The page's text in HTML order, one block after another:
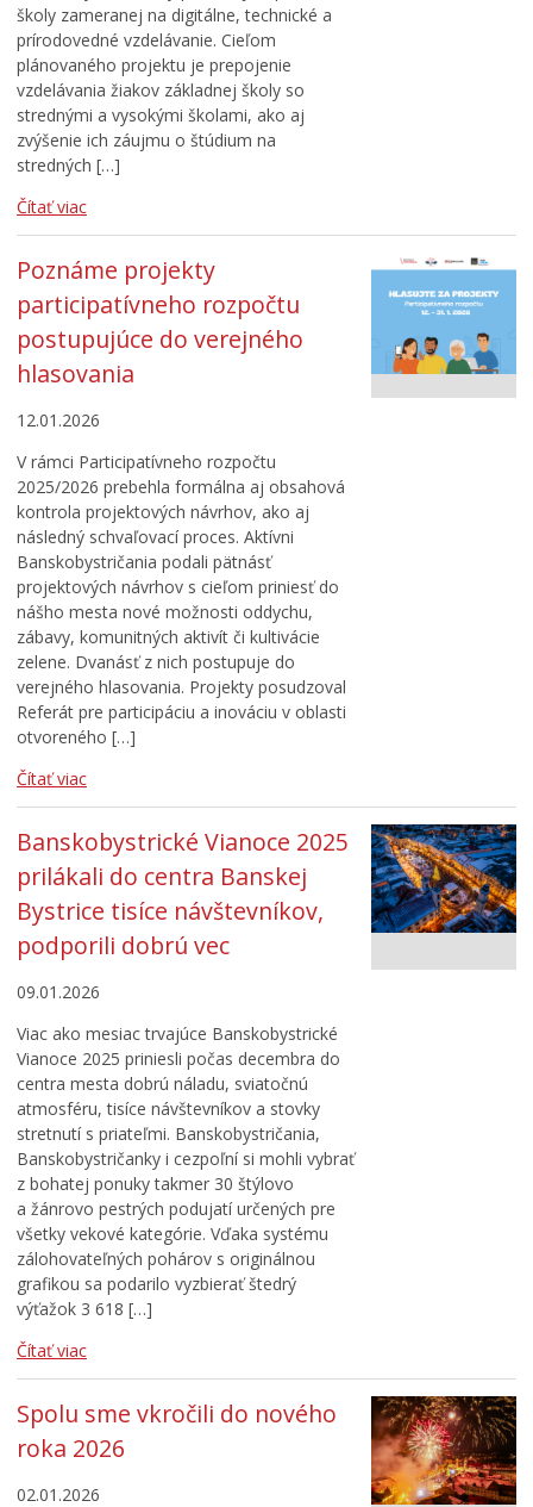
školy zameranej na digitálne, technické a
prírodovedné vzdelávanie. Cieľom
plánovaného projektu je prepojenie
vzdelávania žiakov základnej školy so
strednými a vysokými školami, ako aj
zvýšenie ich záujmu o štúdium na
stredných […]
Čítať viac
Poznáme projekty
participatívneho rozpočtu
postupujúce do verejného
hlasovania
12.01.2026
V rámci Participatívneho rozpočtu
2025/2026 prebehla formálna aj obsahová
kontrola projektových návrhov, ako aj
následný schvaľovací proces. Aktívni
Banskobystričania podali pätnásť
projektových návrhov s cieľom priniesť do
nášho mesta nové možnosti oddychu,
zábavy, komunitných aktivít či kultivácie
zelene. Dvanásť z nich postupuje do
verejného hlasovania. Projekty posudzoval
Referát pre participáciu a inováciu v oblasti
otvoreného […]
Čítať viac
Banskobystrické Vianoce 2025
prilákali do centra Banskej
Bystrice tisíce návštevníkov,
podporili dobrú vec
09.01.2026
Viac ako mesiac trvajúce Banskobystrické
Vianoce 2025 priniesli počas decembra do
centra mesta dobrú náladu, sviatočnú
atmosféru, tisíce návštevníkov a stovky
stretnutí s priateľmi. Banskobystričania,
Banskobystričanky i cezpoľní si mohli vybrať
z bohatej ponuky takmer 30 štýlovo
a žánrovo pestrých podujatí určených pre
všetky vekové kategórie. Vďaka systému
zálohovateľných pohárov s originálnou
grafikou sa podarilo vyzbierať štedrý
výťažok 3 618 […]
Čítať viac
Spolu sme vkročili do nového
roka 2026
02.01.2026